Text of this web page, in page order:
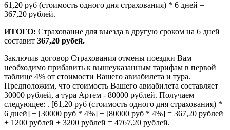
61,20 руб (стоимость одного дня страхования) * 6 дней =
367,20 рублей.
ИТОГО: Страхование для выезда в другую сроком на 6 дней
составит 367,20 рубей.
Заключив договор Страхования отмены поездки Вам
необходимо прибавить к вышеуказанным тарифам в первой
таблице 4% от стоимости Вашего авиабилета и тура.
Предположим, что стоимость Вашего авиабилета составляет
30000 рублей, а тура Артем - 80000 рублей. Получаем
следующее: . [61,20 руб (стоимость одного дня страхования) *
6 дней] + [30000 руб * 4%] + [80000 руб * 4%] = 367,20 рублей
+ 1200 рублей + 3200 рублей = 4767,20 рублей.